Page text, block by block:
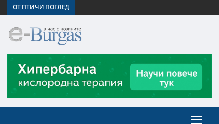
ОТ ПТИЧИ ПОГЛЕД